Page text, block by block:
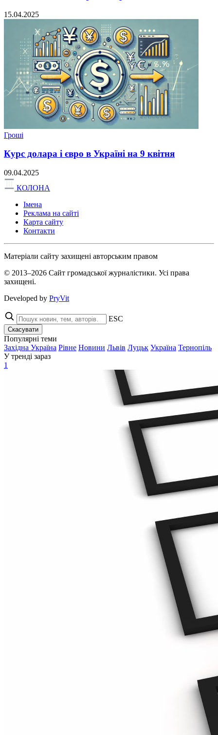
15.04.2025
Гроші
Курс долара і євро в Україні на 9 квітня
09.04.2025
КОЛОНА
Імена
Реклама на сайті
Карта сайту
Контакти
Матеріали сайту захищені авторським правом
© 2013–2026 Сайт громадської журналістики. Усі права
захищені.
Developed by PryVit
ESC
Скасувати
Популярні теми
Західна Україна Рівне Новини Львів Луцьк Україна Тернопіль
У тренді зараз
1